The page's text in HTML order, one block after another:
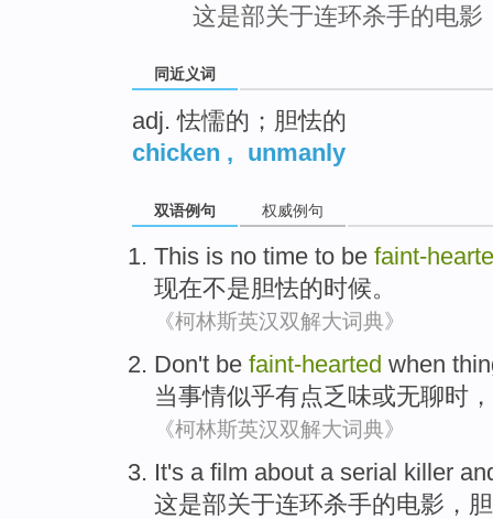
这是部关于连环杀手的电影
同近义词
adj. 怯懦的；胆怯的
chicken , unmanly
双语例句 权威例句
This is no time to be faint-
现在不是胆怯的时候。
《柯林斯英汉双解大词典》
Don't be faint-hearted when
当事情似乎有点乏味或无聊时，
《柯林斯英汉双解大词典》
It's a film about a serial killer
这是部关于连环杀手的电影，